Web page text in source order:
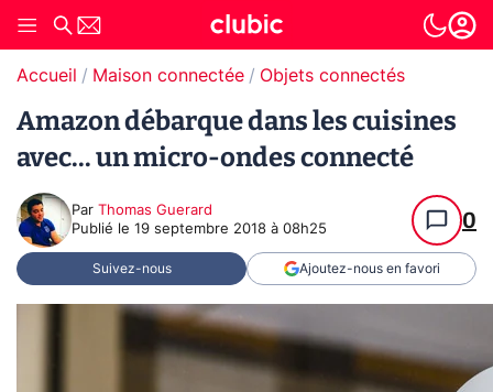
Accueil Maison connectée Objets connectés
Amazon débarque dans les cuisines
avec... un micro-ondes connecté
Par Thomas Guerard
Publié le 19 septembre 2018 à 08h25 0
Suivez-nous Ajoutez-nous en favori